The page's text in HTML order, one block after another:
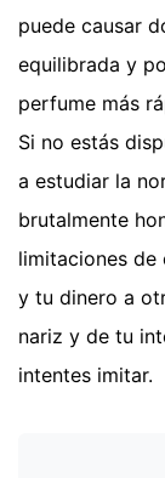
puede causar
equilibrada y
perfume más
Si no estás
a estudiar la
brutalmente
limitaciones de
y tu dinero a
nariz y de tu
intentes imitar.